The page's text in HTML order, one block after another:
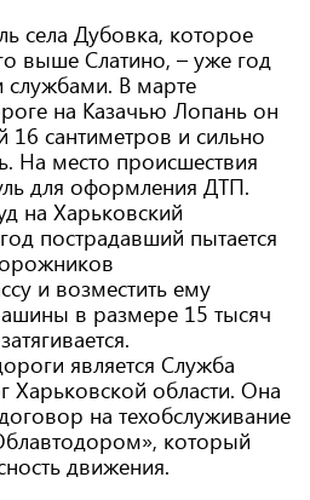
села Дубовка, которое
выше Слатино, – уже год
В марте
на Казачью Лопань он
16 сантиметров и сильно
На место происшествия
для оформления ДТП.
на Харьковский
пострадавший пытается
и возместить ему
в размере 15 тысяч
является Служба
Харьковской области. Она
на техобслуживание
который
движения.